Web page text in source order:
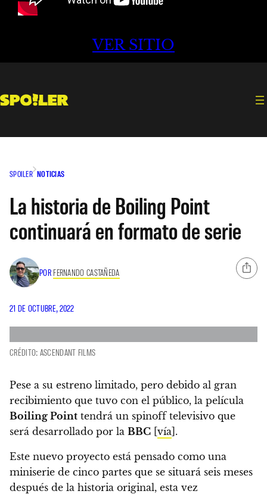
VER SITIO
SPOILER NOTICIAS
La historia de Boiling Point
continuará en formato de serie
POR FERNANDO CASTAÑEDA
21 DE OCTUBRE, 2022
CRÉDITO: ASCENDANT FILMS
Pese a su estreno limitado, pero debido al gran
recibimiento que tuvo con el público, la película
Boiling Point tendrá un spinoff televisivo que
será desarrollado por la BBC [vía].
Este nuevo proyecto está pensado como una
miniserie de cinco partes que se situará seis meses
después de la historia original, esta vez